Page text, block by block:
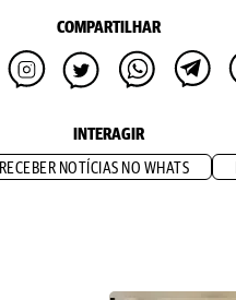
COMPARTILHAR
INTERAGIR
RECEBER NOTÍCIAS NO WHATS